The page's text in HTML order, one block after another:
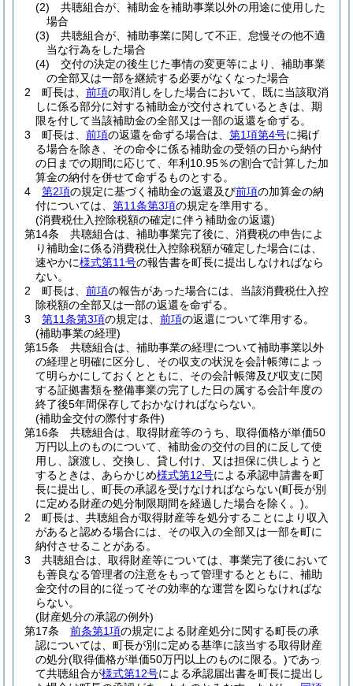
(2)
共聴組合が、補助金を補助事業以外の用途に使用した
場合
(3)
共聴組合が、補助事業に関して不正、怠慢その他不適
当な行為をした場合
(4)
交付の決定の後生じた事情の変更等により、補助事業
の全部又は一部を継続する必要がなくなった場合
2
町長は、 前項の取消しをした場合において、既に当該取消
しに係る部分に対する補助金が交付されているときは、期
限を付して当該補助金の全部又は一部の返還を命ずる。
3
町長は、 前項の返還を命ずる場合は、 第1項第4号に掲げ
る場合を除き、その命令に係る補助金の受領の日から納付
の日までの期間に応じて、年利10.95％の割合で計算した加
算金の納付を併せて命ずるものとする。
4
第2項の規定に基づく補助金の返還及び前項の加算金の納
付については、 第11条第3項の規定を準用する。
(消費税仕入控除税額の確定に伴う補助金の返還)
第14条
共聴組合は、補助事業完了後に、消費税の申告によ
り補助金に係る消費税仕入控除税額が確定した場合には、
速やかに様式第11号の報告書を町長に提出しなければなら
ない。
2
町長は、 前項の報告があった場合には、当該消費税仕入控
除税額の全部又は一部の返還を命ずる。
3
第11条第3項の規定は、 前項の返還について準用する。
(補助事業の経理)
第15条
共聴組合は、補助事業の経理について補助事業以外
の経理と明確に区分し、その収支の状況を会計帳簿によっ
て明らかにしておくとともに、その会計帳簿及び収支に関
する証拠書類を整備事業の完了した日の属する会計年度の
終了後5年間保存しておかなければならない。
(補助金交付の際付す条件)
第16条
共聴組合は、取得財産等のうち、取得価格が単価50
万円以上のものについて、補助金の交付の目的に反して使
用し、譲渡し、交換し、貸し付け、又は担保に供しようと
するときは、あらかじめ様式第12号による承認申請書を町
長に提出し、町長の承認を受けなければならない(町長が別
に定める財産の処分制限期間を経過した場合を除く。)。
2
町長は、共聴組合が取得財産等を処分することにより収入
があると認める場合には、その収入の全部又は一部を町に
納付させることがある。
3
共聴組合は、取得財産等については、事業完了後において
も善良なる管理者の注意をもって管理するとともに、補助
金交付の目的に従ってその効率的な運営を図らなければな
らない。
(財産処分の承認の例外)
第17条
前条第1項の規定による財産処分に関する町長の承
認については、町長が別に定める基準に該当する取得財産
の処分(取得価格が単価50万円以上のものに限る。)であっ
て共聴組合が様式第12号による承認届出書を町長に提出し